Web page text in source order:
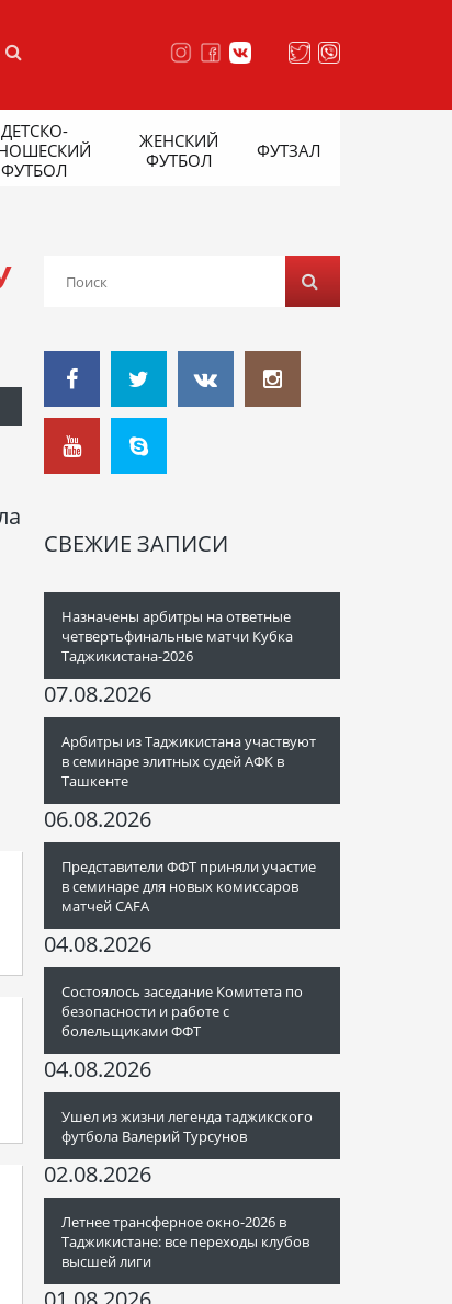
ДЕТСКО-
ФУТБОЛ
ЖЕНСКИЙ
ФУТБОЛ
ФУТЗАЛ
СВЕЖИЕ ЗАПИСИ
Назначены арбитры на ответные
четвертьфинальные матчи Кубка
Таджикистана-2026
07.08.2026
Арбитры из Таджикистана участвуют
в семинаре элитных судей АФК в
Ташкенте
06.08.2026
Представители ФФТ приняли участие
в семинаре для новых комиссаров
матчей CAFA
04.08.2026
Состоялось заседание Комитета по
безопасности и работе с
болельщиками ФФТ
04.08.2026
Ушел из жизни легенда таджикского
футбола Валерий Турсунов
02.08.2026
Летнее трансферное окно-2026 в
Таджикистане: все переходы клубов
высшей лиги